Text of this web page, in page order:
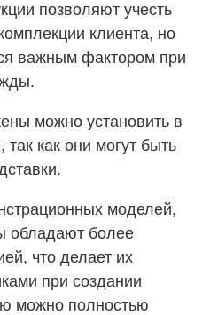
позволяют учесть
клиента, но
важным фактором при
можно установить в
как они могут быть
моделей,
обладают более
что делает их
при создании
можно полностью